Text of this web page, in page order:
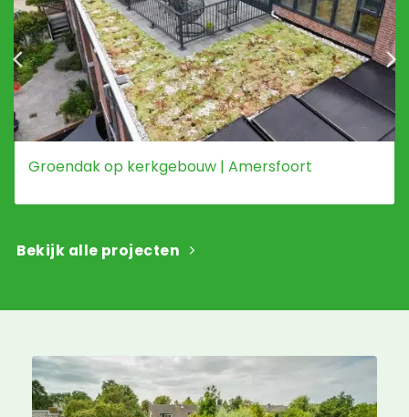
Groendak op kerkgebouw | Amersfoort
Bekijk alle projecten